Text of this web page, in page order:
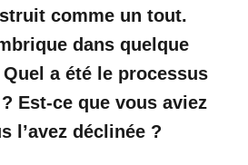
comme un tout.
dans quelque
a été le processus
Est-ce que vous aviez
l’avez déclinée ?